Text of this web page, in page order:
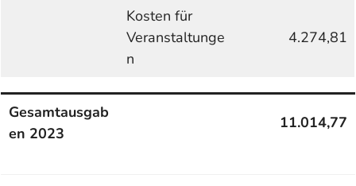
Kosten für
Veranstaltunge
n
4.274,81
Gesamtausgab
en 2023
11.014,77